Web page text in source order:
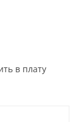
в плату